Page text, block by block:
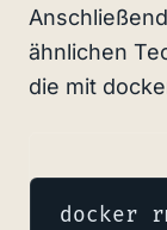
ähnlichen
die mit
docker